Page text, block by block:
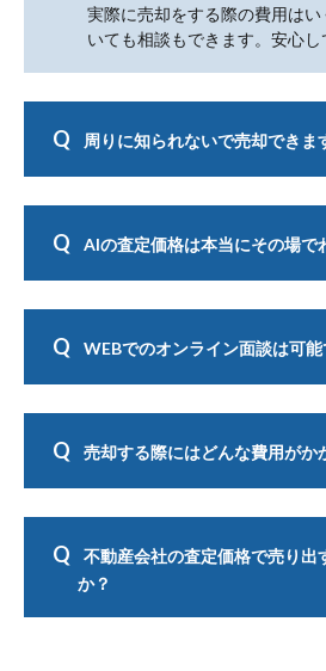
実際に売却をする際の費用は
いても相談もできます。安心し
周りに知られないで売却できま
用して、購入希望者を紹介し
AIの査定価格は本当にその場で
「マンション名」または「条
WEBでのオンライン面談は可能
売却のご相談が可能な不動産
へご確認ください。
売却する際にはどんな費用がか
払う仲介手数料等がかかります
また、売却する不動産に抵当権
不動産会社の査定価格で売り出
か？